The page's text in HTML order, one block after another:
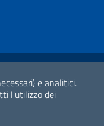
e analitici.
l'utilizzo dei